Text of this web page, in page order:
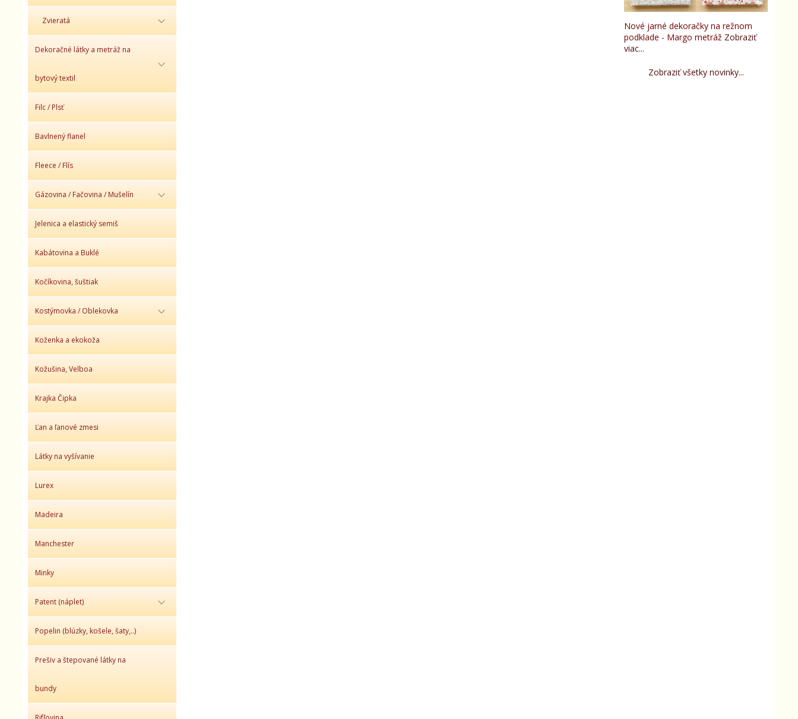
Zvieratá
Dekoračné látky a metráž na
bytový textil
Filc / Plsť
Bavlnený flanel
Fleece / Flís
Gázovina / Fačovina / Mušelín
Jelenica a elastický semiš
Kabátovina a Buklé
Kočíkovina, šuštiak
Kostýmovka / Oblekovka
Koženka a ekokoža
Kožušina, Velboa
Krajka Čipka
Ľan a ľanové zmesi
Látky na vyšívanie
Lurex
Madeira
Manchester
Minky
Patent (náplet)
Popelin (blúzky, košele, šaty,..)
Prešiv a štepované látky na
bundy
Nové jarné dekoračky na režnom
podklade - Margo metráž Zobraziť
viac...
Zobraziť všetky novinky...